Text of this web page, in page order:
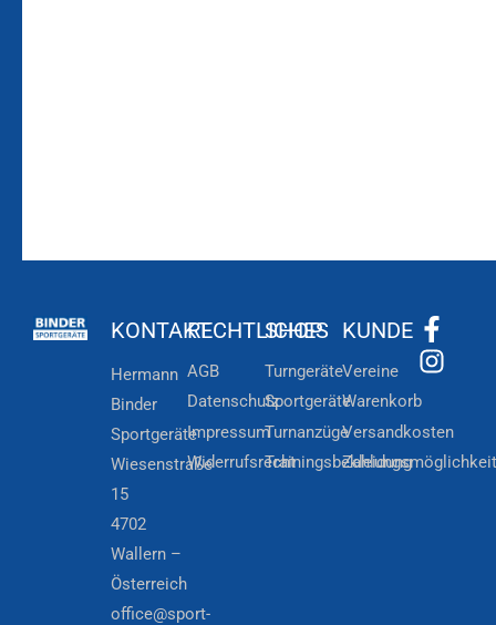
KONTAKT
Hermann
Binder
Sportgeräte
Wiesenstraße
15
4702
Wallern –
Österreich
office@sport-
RECHTLICHES
AGB
Datenschutz
Impressum
Widerrufsrecht
SHOP
Turngeräte
Sportgeräte
Turnanzüge
Trainingsbekleidung
KUNDE
Vereine
Warenkorb
Versandkosten